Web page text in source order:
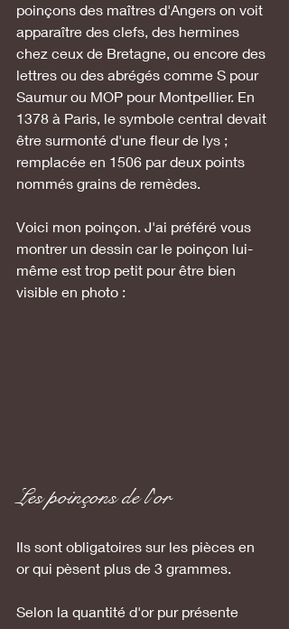
poinçons des maîtres d'Angers on voit
apparaître des clefs, des hermines
chez ceux de Bretagne, ou encore des
lettres ou des abrégés comme S pour
Saumur ou MOP pour Montpellier. En
1378 à Paris, le symbole central devait
être surmonté d'une fleur de lys ;
remplacée en 1506 par deux points
nommés grains de remèdes.
Voici mon poinçon. J'ai préféré vous
montrer un dessin car le poinçon lui-
même est trop petit pour être bien
visible en photo :
Les poinçons de l'or
Ils sont obligatoires sur les pièces en
or qui pèsent plus de 3 grammes.
Selon la quantité d'or pur présente